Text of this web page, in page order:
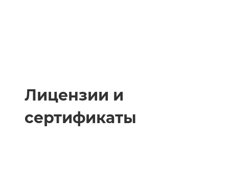
Лицензии и
сертификаты